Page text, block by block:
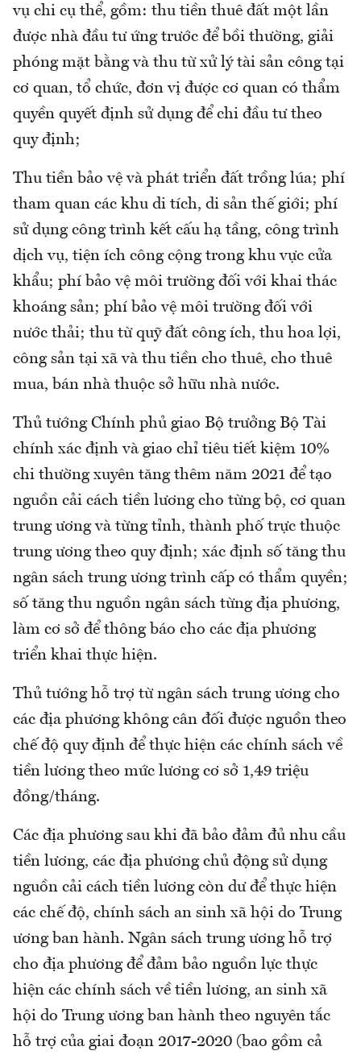
vụ chi cụ thể, gồm: thu tiền thuê đất một lần
được nhà đầu tư ứng trước để bồi thường, giải
phóng mặt bằng và thu từ xử lý tài sản công tại
cơ quan, tổ chức, đơn vị được cơ quan có thẩm
quyền quyết định sử dụng để chi đầu tư theo
quy định;
Thu tiền bảo vệ và phát triển đất trồng lúa; phí
tham quan các khu di tích, di sản thế giới; phí
sử dụng công trình kết cấu hạ tầng, công trình
dịch vụ, tiện ích công cộng trong khu vực cửa
khẩu; phí bảo vệ môi trường đối với khai thác
khoáng sản; phí bảo vệ môi trường đối với
nước thải; thu từ quỹ đất công ích, thu hoa lợi,
công sản tại xã và thu tiền cho thuê, cho thuê
mua, bán nhà thuộc sở hữu nhà nước.
Thủ tướng Chính phủ giao Bộ trưởng Bộ Tài
chính xác định và giao chỉ tiêu tiết kiệm 10%
chi thường xuyên tăng thêm năm 2021 để tạo
nguồn cải cách tiền lương cho từng bộ, cơ quan
trung ương và từng tỉnh, thành phố trực thuộc
trung ương theo quy định; xác định số tăng thu
ngân sách trung ương trình cấp có thẩm quyền;
số tăng thu nguồn ngân sách từng địa phương,
làm cơ sở để thông báo cho các địa phương
triển khai thực hiện.
Thủ tướng hỗ trợ từ ngân sách trung ương cho
các địa phương không cân đối được nguồn theo
chế độ quy định để thực hiện các chính sách về
tiền lương theo mức lương cơ sở 1,49 triệu
đồng/tháng.
Các địa phương sau khi đã bảo đảm đủ nhu cầu
tiền lương, các địa phương chủ động sử dụng
nguồn cải cách tiền lương còn dư để thực hiện
các chế độ, chính sách an sinh xã hội do Trung
ương ban hành. Ngân sách trung ương hỗ trợ
cho địa phương để đảm bảo nguồn lực thực
hiện các chính sách về tiền lương, an sinh xã
hội do Trung ương ban hành theo nguyên tắc
hỗ trợ của giai đoạn 2017-2020 (bao gồm cả